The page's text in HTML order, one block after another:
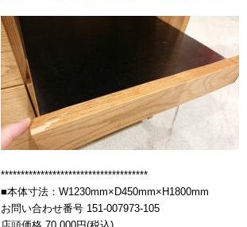
*************************************
■本体寸法：W1230mm×D450mm×H1800mm
お問い合わせ番号 151-007973-105